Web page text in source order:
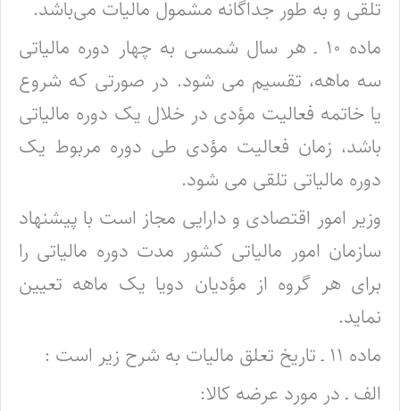
تلقی و به طور جداگانه مشمول مالیات می‌باشد.
ماده ۱۰ ـ هر سال شمسی به چهار دوره مالیاتی
سه ماهه، تقسیم می شود. در صورتی که شروع
یا خاتمه فعالیت مؤدی در خلال یک دوره مالیاتی
باشد، زمان فعالیت مؤدی طی دوره مربوط یک
دوره مالیاتی تلقی می شود.
وزیر امور اقتصادی و دارایی مجاز است با پیشنهاد
سازمان امور مالیاتی کشور مدت دوره مالیاتی را
برای هر گروه از مؤدیان دویا یک ماهه تعیین
نماید.
ماده ۱۱ ـ تاریخ تعلق مالیات به شرح زیر است :
الف ـ در مورد عرضه کالا: